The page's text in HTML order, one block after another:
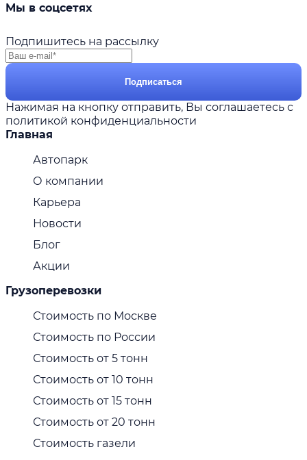
Мы в соцсетях
Подпишитесь на рассылку
Подписаться
Нажимая на кнопку отправить, Вы соглашаетесь с
политикой конфиденциальности
Главная
Автопарк
О компании
Карьера
Новости
Блог
Акции
Грузоперевозки
Стоимость по Москве
Стоимость по России
Стоимость от 5 тонн
Стоимость от 10 тонн
Стоимость от 15 тонн
Стоимость от 20 тонн
Стоимость газели